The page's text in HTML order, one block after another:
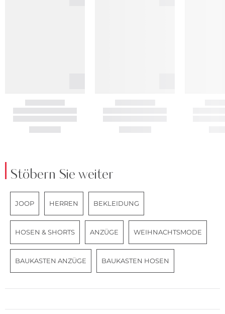
Stöbern Sie weiter
JOOP HERREN BEKLEIDUNG
HOSEN & SHORTS ANZÜGE WEIHNACHTSMODE
BAUKASTEN ANZÜGE BAUKASTEN HOSEN